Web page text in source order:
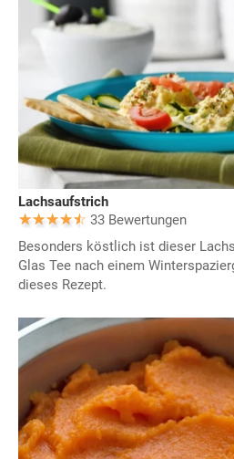
Lachsaufstrich
33 Bewertungen
Besonders köstlich ist dieser
Glas Tee nach einem
dieses Rezept.